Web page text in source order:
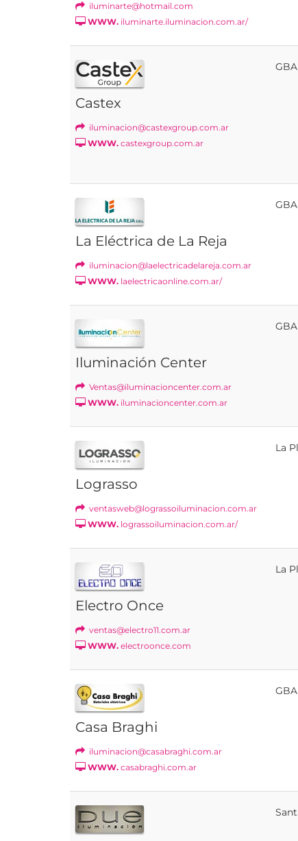
iluminarte@hotmail.com
WWW. iluminarte.iluminacion.com.ar/
Castex
iluminacion@castexgroup.com.ar
WWW. castexgroup.com.ar
La Eléctrica de La Reja
iluminacion@laelectricadelareja.com.ar
WWW. laelectricaonline.com.ar/
Iluminación Center
Ventas@iluminacioncenter.com.ar
WWW. iluminacioncenter.com.ar
Lograsso
ventasweb@lograssoiluminacion.com.ar
WWW. lograssoiluminacion.com.ar/
La
Electro Once
ventas@electro11.com.ar
WWW. electroonce.com
La
Casa Braghi
iluminacion@casabraghi.com.ar
WWW. casabraghi.com.ar